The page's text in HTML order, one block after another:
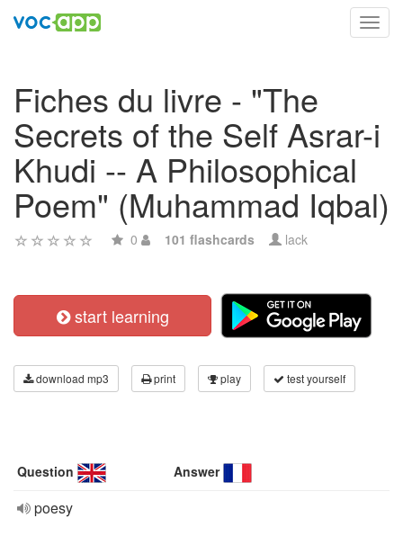
Fiches du livre - "The
Secrets of the Self Asrar-i
Khudi -- A Philosophical
Poem" (Muhammad Iqbal)
0 101 flashcards lack
start learning
download mp3 print play test yourself
Question Answer
poesy